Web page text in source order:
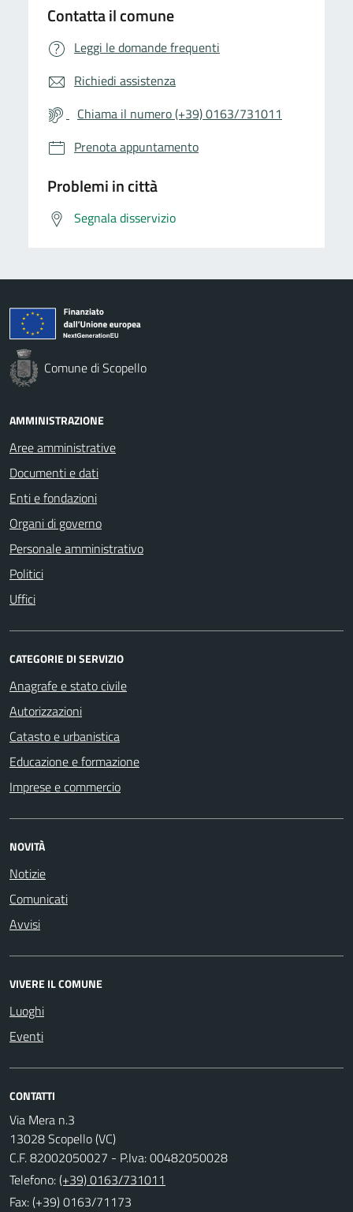
Contatta il comune
Leggi le domande frequenti
Richiedi assistenza
Chiama il numero (+39) 0163/731011
Prenota appuntamento
Problemi in città
Segnala disservizio
Comune di Scopello
AMMINISTRAZIONE
Aree amministrative
Documenti e dati
Enti e fondazioni
Organi di governo
Personale amministrativo
Politici
Uffici
CATEGORIE DI SERVIZIO
Anagrafe e stato civile
Autorizzazioni
Catasto e urbanistica
Educazione e formazione
Imprese e commercio
NOVITÀ
Notizie
Comunicati
Avvisi
VIVERE IL COMUNE
Luoghi
Eventi
CONTATTI
Via Mera n.3
13028 Scopello (VC)
C.F. 82002050027 - P.Iva: 00482050028
Telefono:(+39) 0163/731011
Fax: (+39) 0163/71173